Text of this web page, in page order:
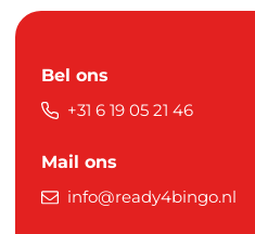
Bel ons
+31 6 19 05 21 46
Mail ons
info@ready4bingo.nl